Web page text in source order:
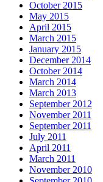
October 2015
May 2015
April 2015
March 2015
January 2015
December 2014
October 2014
March 2014
March 2013
September 2012
November 2011
September 2011
July 2011
April 2011
March 2011
November 2010